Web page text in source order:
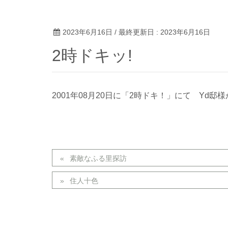
2023年6月16日 / 最終更新日 : 2023年6月16日
2時ドキッ!
2001年08月20日に「2時ドキ！」にて Yd邸様
素敵なふる里探訪
住人十色